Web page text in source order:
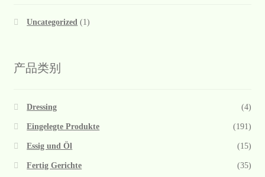
Uncategorized (1)
产品类别
Dressing (4)
Eingelegte Produkte (191)
Essig und Öl (15)
Fertig Gerichte (35)